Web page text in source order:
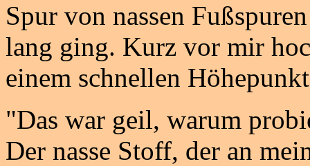
Spur von nassen
lang ging. Kurz vor mir
einem schnellen
"Das war geil, warum
Der nasse Stoff, der an